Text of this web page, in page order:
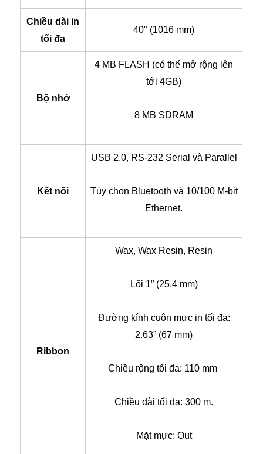
Chiều dài in
tối đa
40″ (1016 mm)
Bộ nhớ
4 MB FLASH (có thể mở rộng lên
tới 4GB)
8 MB SDRAM
Kết nối
USB 2.0, RS-232 Serial và Parallel
Tùy chọn Bluetooth và 10/100 M-bit
Ethernet.
Ribbon
Wax, Wax Resin, Resin
Lõi 1” (25.4 mm)
Đường kính cuộn mực in tối đa:
2.63” (67 mm)
Chiều rộng tối đa: 110 mm
Chiều dài tối đa: 300 m.
Mặt mực: Out